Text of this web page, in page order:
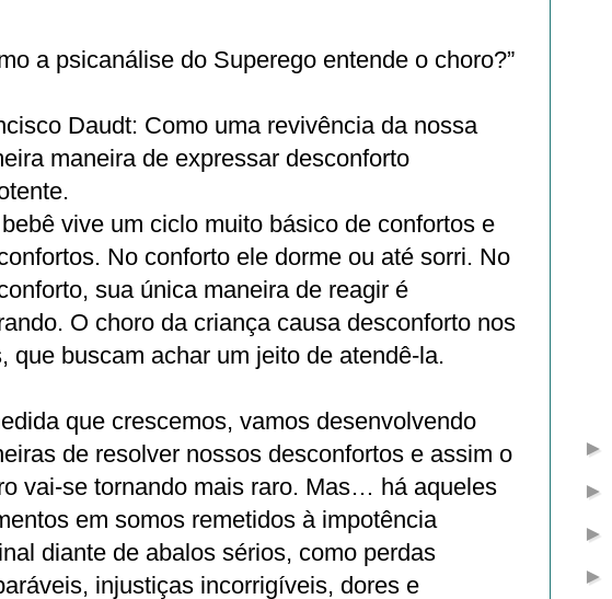
a psicanálise do Superego entende o choro?”
Daudt: Como uma revivência da nossa
maneira de expressar desconforto
vive um ciclo muito básico de confortos e
No conforto ele dorme ou até sorri. No
sua única maneira de reagir é
O choro da criança causa desconforto nos
que buscam achar um jeito de atendê-la.
que crescemos, vamos desenvolvendo
de resolver nossos desconfortos e assim o
vai-se tornando mais raro. Mas… há aqueles
em somos remetidos à impotência
diante de abalos sérios, como perdas
injustiças incorrigíveis, dores e
►
►
►
►